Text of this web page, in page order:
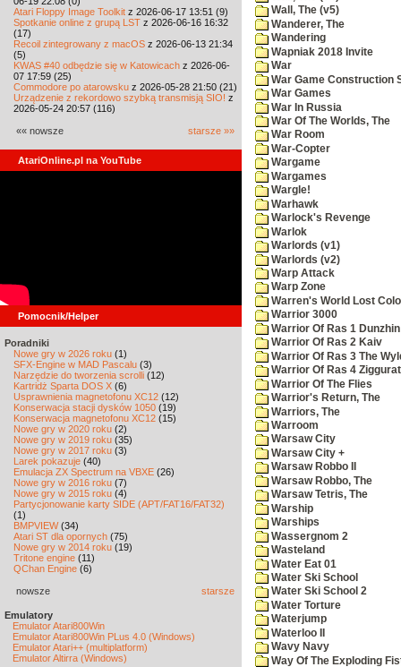
Atari Floppy Image Toolkit z 2026-06-17 13:51 (9)
Spotkanie online z grupą LST z 2026-06-16 16:32
(17)
Recoil zintegrowany z macOS z 2026-06-13 21:34
(5)
KWAS #40 odbędzie się w Katowicach z 2026-06-
07 17:59 (25)
Commodore po atarowsku z 2026-05-28 21:50 (21)
Urządzenie z rekordowo szybką transmisją SIO! z
2026-05-24 20:57 (116)
«« nowsze starsze »»
AtariOnline.pl na YouTube
Pomocnik/Helper
Poradniki
Nowe gry w 2026 roku (1)
SFX-Engine w MAD Pascalu (3)
Narzędzie do tworzenia scrolli (12)
Kartridż Sparta DOS X (6)
Usprawnienia magnetofonu XC12 (12)
Konserwacja stacji dysków 1050 (19)
Konserwacja magnetofonu XC12 (15)
Nowe gry w 2020 roku (2)
Nowe gry w 2019 roku (35)
Nowe gry w 2017 roku (3)
Larek pokazuje (40)
Emulacja ZX Spectrum na VBXE (26)
Nowe gry w 2016 roku (7)
Nowe gry w 2015 roku (4)
Partycjonowanie karty SIDE (APT/FAT16/FAT32)
(1)
BMPVIEW(34)
Atari ST dla opornych (75)
Nowe gry w 2014 roku (19)
Tritone engine (11)
QChan Engine (6)
nowsze starsze
Emulatory
Emulator Atari800Win
Emulator Atari800Win PLus 4.0 (Windows)
Emulator Atari++ (multiplatform)
Emulator Altirra (Windows)
Wall, The (v5)
Wanderer, The
Wandering
Wapniak 2018 Invite
War
War Game Construction
War Games
War In Russia
War Of The Worlds, The
War Room
War-Copter
Wargame
Wargames
Wargle!
Warhawk
Warlock's Revenge
Warlok
Warlords (v1)
Warlords (v2)
Warp Attack
Warp Zone
Warren's World Lost
Warrior 3000
Warrior Of Ras 1 Dunzhin
Warrior Of Ras 2 Kaiv
Warrior Of Ras 3 The
Warrior Of Ras 4 Ziggurat
Warrior Of The Flies
Warrior's Return, The
Warriors, The
Warroom
Warsaw City
Warsaw City +
Warsaw Robbo II
Warsaw Robbo, The
Warsaw Tetris, The
Warship
Warships
Wassergnom 2
Wasteland
Water Eat 01
Water Ski School
Water Ski School 2
Water Torture
Waterjump
Waterloo II
Wavy Navy
Way Of The Exploding